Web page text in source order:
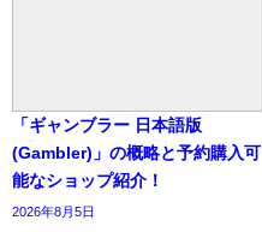
「ギャンブラー 日本語版
(Gambler)」の概略と予約購入可
能なショップ紹介！
2026年8月5日